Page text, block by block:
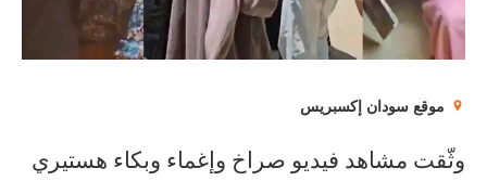
موقع سودان إكسبريس
وثّقت مشاهد فيديو صراخ وإغماء وبكاء هستيري